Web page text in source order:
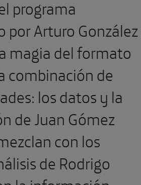
programa
por Arturo González
magia del formato
combinación de
los datos y la
de Juan Gómez
con los
de Rodrigo